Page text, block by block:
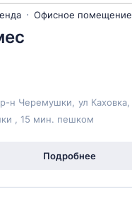
Офисное помещение
р-н Черемушки ул Каховка
, 15 мин. пешком
Подробнее